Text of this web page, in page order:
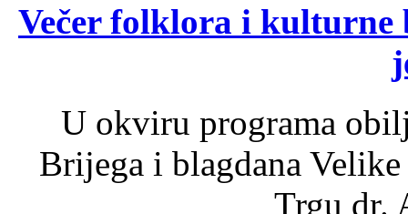
Večer folklora i kulturne
U okviru programa
Brijega i blagdana
Trgu dr.